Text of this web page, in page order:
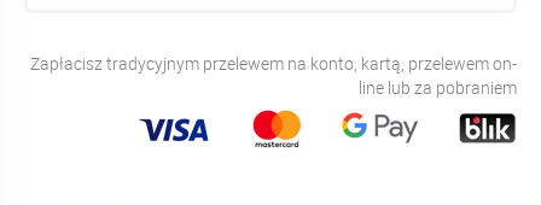
Zapłacisz tradycyjnym przelewem na konto, kartą, przelewem on-
line lub za pobraniem